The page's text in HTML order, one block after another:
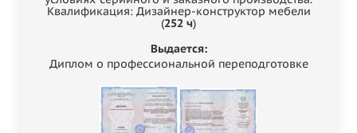
Квалификация: Дизайнер-конструктор мебели
(252 ч)
Выдается:
Диплом о профессиональной переподготовке